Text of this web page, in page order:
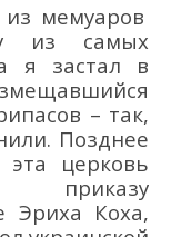
из мемуаров
из самых
я застал в
– так,
Позднее
церковь
приказу
Эриха Коха,